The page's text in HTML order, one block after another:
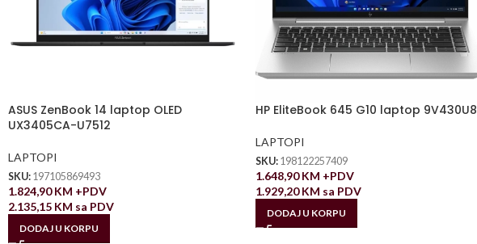
ASUS ZenBook 14 laptop OLED
UX3405CA-U7512
LAPTOPI
SKU: 197105869493
1.824,90KM +PDV
2.135,15 KM sa PDV
DODAJ U KORPU
HP EliteBook 645 G10 laptop 9V430U8
LAPTOPI
SKU: 198122257409
1.648,90KM +PDV
1.929,20KM sa PDV
DODAJ U KORPU